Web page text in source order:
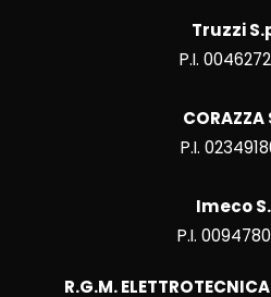
Truzzi
P.I.
CORAZZA
P.I.
Imeco
P.I.
R.G.M.